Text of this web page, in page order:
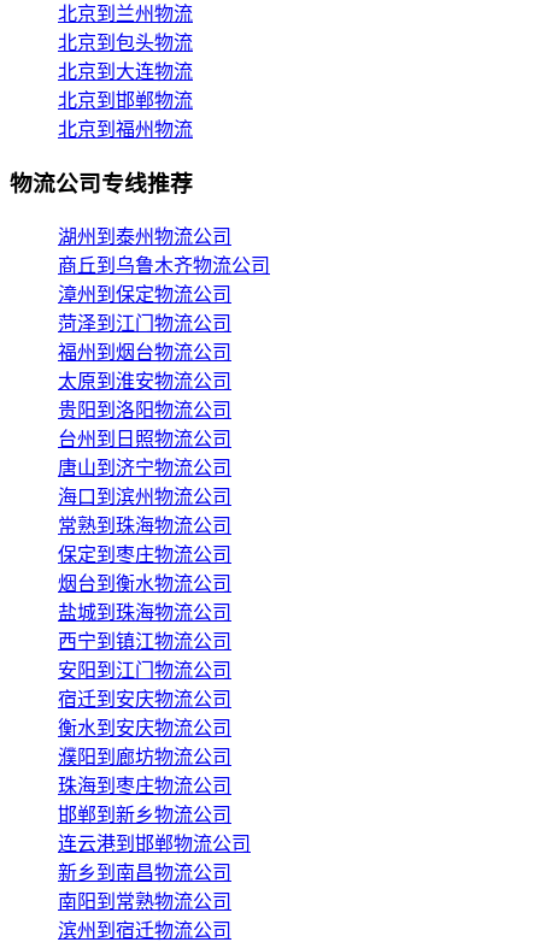
北京到兰州物流
北京到包头物流
北京到大连物流
北京到邯郸物流
北京到福州物流
物流公司专线推荐
湖州到泰州物流公司
商丘到乌鲁木齐物流公司
漳州到保定物流公司
菏泽到江门物流公司
福州到烟台物流公司
太原到淮安物流公司
贵阳到洛阳物流公司
台州到日照物流公司
唐山到济宁物流公司
海口到滨州物流公司
常熟到珠海物流公司
保定到枣庄物流公司
烟台到衡水物流公司
盐城到珠海物流公司
西宁到镇江物流公司
安阳到江门物流公司
宿迁到安庆物流公司
衡水到安庆物流公司
濮阳到廊坊物流公司
珠海到枣庄物流公司
邯郸到新乡物流公司
连云港到邯郸物流公司
新乡到南昌物流公司
南阳到常熟物流公司
滨州到宿迁物流公司